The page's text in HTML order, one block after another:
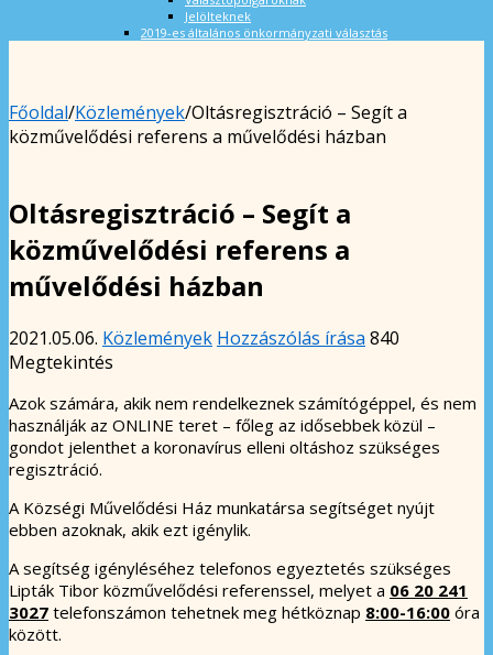
Jelölteknek
2019-es általános önkormányzati választás
Főoldal/Közlemények/Oltásregisztráció – Segít a
közművelődési referens a művelődési házban
Oltásregisztráció – Segít a
közművelődési referens a
művelődési házban
2021.05.06. Közlemények Hozzászólás írása 840
Megtekintés
Azok számára, akik nem rendelkeznek számítógéppel, és nem
használják az ONLINE teret – főleg az idősebbek közül –
gondot jelenthet a koronavírus elleni oltáshoz szükséges
regisztráció.
A Községi Művelődési Ház munkatársa segítséget nyújt
ebben azoknak, akik ezt igénylik.
A segítség igényléséhez telefonos egyeztetés szükséges
Lipták Tibor közművelődési referenssel, melyet a 06 20 241
3027 telefonszámon tehetnek meg hétköznap 8:00-16:00 óra
között.